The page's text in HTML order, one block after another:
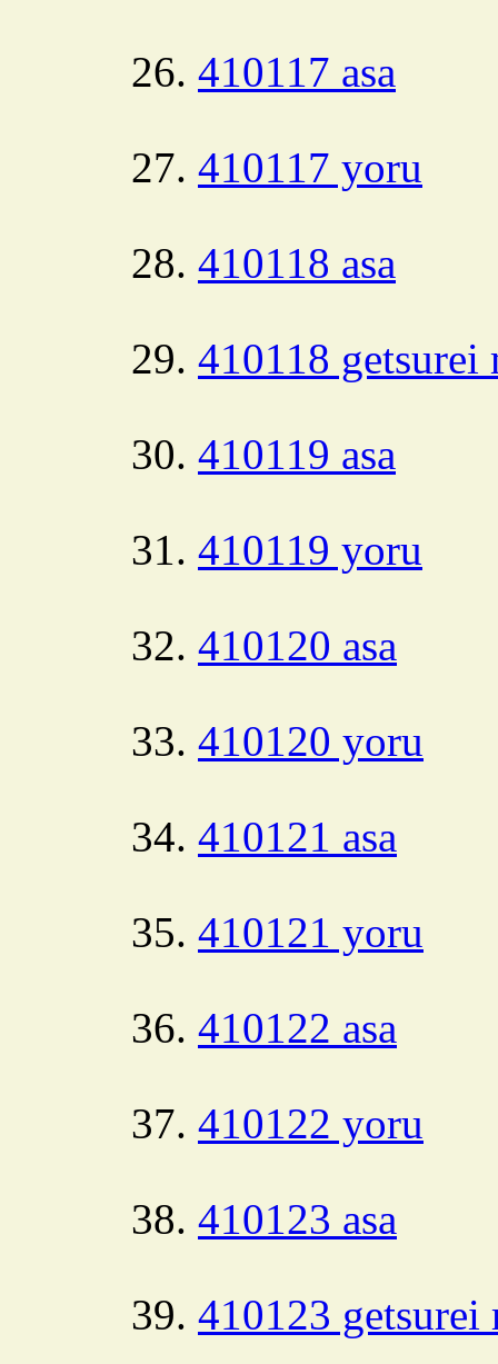
410117 asa
410117 yoru
410118 asa
410118 getsurei
410119 asa
410119 yoru
410120 asa
410120 yoru
410121 asa
410121 yoru
410122 asa
410122 yoru
410123 asa
410123 getsurei